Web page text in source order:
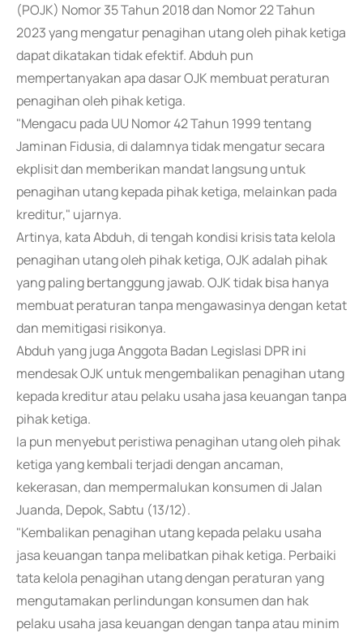
(POJK) Nomor 35 Tahun 2018 dan Nomor 22 Tahun
2023 yang mengatur penagihan utang oleh pihak ketiga
dapat dikatakan tidak efektif. Abduh pun
mempertanyakan apa dasar OJK membuat peraturan
penagihan oleh pihak ketiga.
"Mengacu pada UU Nomor 42 Tahun 1999 tentang
Jaminan Fidusia, di dalamnya tidak mengatur secara
ekplisit dan memberikan mandat langsung untuk
penagihan utang kepada pihak ketiga, melainkan pada
kreditur," ujarnya.
Artinya, kata Abduh, di tengah kondisi krisis tata kelola
penagihan utang oleh pihak ketiga, OJK adalah pihak
yang paling bertanggung jawab. OJK tidak bisa hanya
membuat peraturan tanpa mengawasinya dengan ketat
dan memitigasi risikonya.
Abduh yang juga Anggota Badan Legislasi DPR ini
mendesak OJK untuk mengembalikan penagihan utang
kepada kreditur atau pelaku usaha jasa keuangan tanpa
pihak ketiga.
Ia pun menyebut peristiwa penagihan utang oleh pihak
ketiga yang kembali terjadi dengan ancaman,
kekerasan, dan mempermalukan konsumen di Jalan
Juanda, Depok, Sabtu (13/12).
"Kembalikan penagihan utang kepada pelaku usaha
jasa keuangan tanpa melibatkan pihak ketiga. Perbaiki
tata kelola penagihan utang dengan peraturan yang
mengutamakan perlindungan konsumen dan hak
pelaku usaha jasa keuangan dengan tanpa atau minim